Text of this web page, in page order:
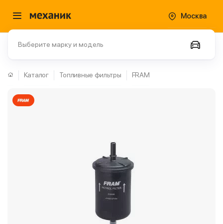
Москва
Выберите марку и модель
Каталог Топливные фильтры FRAM